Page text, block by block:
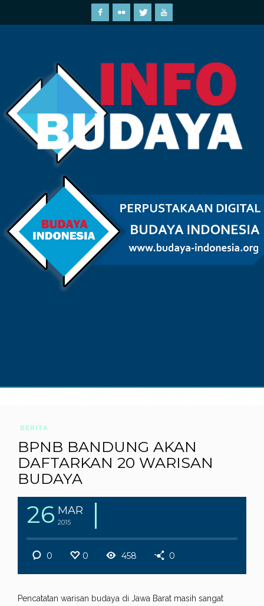
BERITA
BPNB BANDUNG AKAN
DAFTARKAN 20 WARISAN
BUDAYA
26 MAR
2015
0 0 458 0
Pencatatan warisan budaya di Jawa Barat masih sangat